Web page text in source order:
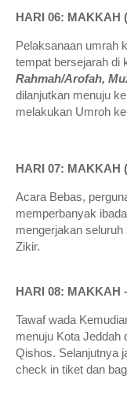
HARI 06: MAKKAH
Pelaksanaan umrah
tempat bersejarah di
Rahmah/Arofah,
dilanjutkan menuju ke
melakukan Umroh
HARI 07: MAKKAH
Acara Bebas,
memperbanyak
mengerjakan seluruh
Zikir.
HARI 08: MAKKAH
Tawaf wada
menuju Kota Jeddah
Qishos. Selanjutnya
check in tiket dan